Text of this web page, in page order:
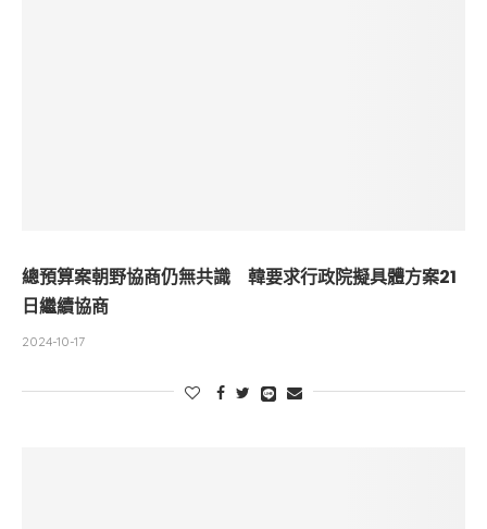
總預算案朝野協商仍無共識 韓要求行政院擬具體方案21
日繼續協商
2024-10-17